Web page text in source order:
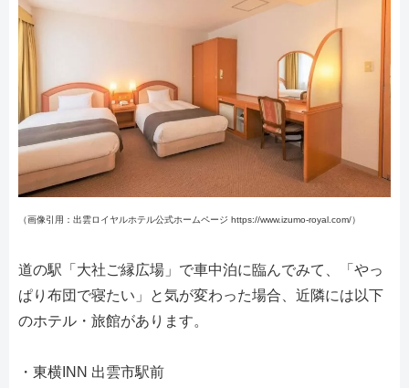
（画像引用：出雲ロイヤルホテル公式ホームページ https://www.izumo-royal.com/）
道の駅「大社ご縁広場」で車中泊に臨んでみて、「やっ
ぱり布団で寝たい」と気が変わった場合、近隣には以下
のホテル・旅館があります。
・東横INN 出雲市駅前